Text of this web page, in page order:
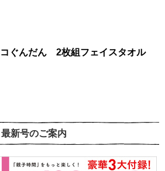
コぐんだん 2枚組フェイスタオル
最新号のご案内